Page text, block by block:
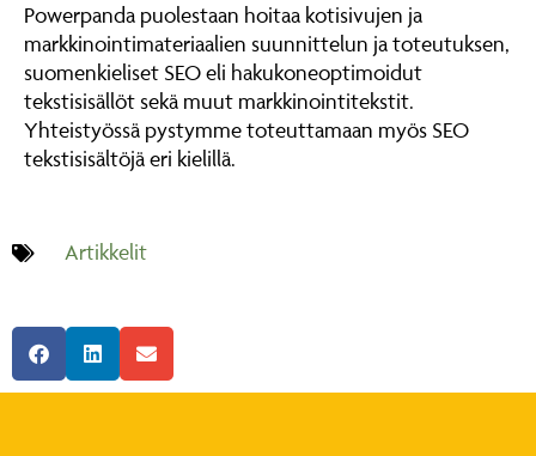
Powerpanda puolestaan hoitaa kotisivujen ja
markkinointimateriaalien suunnittelun ja toteutuksen,
suomenkieliset SEO eli hakukoneoptimoidut
tekstisisällöt sekä muut markkinointitekstit.
Yhteistyössä pystymme toteuttamaan myös SEO
tekstisisältöjä eri kielillä.
Artikkelit